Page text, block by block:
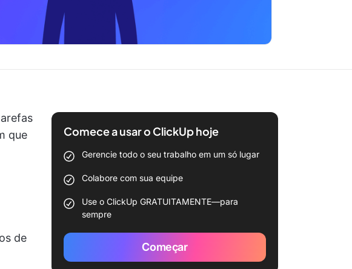
que
de
Comece a usar o ClickUp hoje
Gerencie todo o seu trabalho em um só lugar
Colabore com sua equipe
Use o ClickUp GRATUITAMENTE—para
sempre
Começar